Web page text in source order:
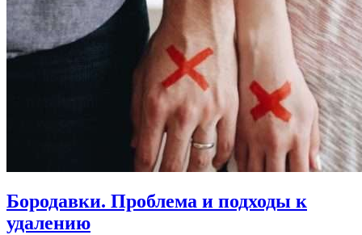
Бородавки. Проблема и подходы к
удалению